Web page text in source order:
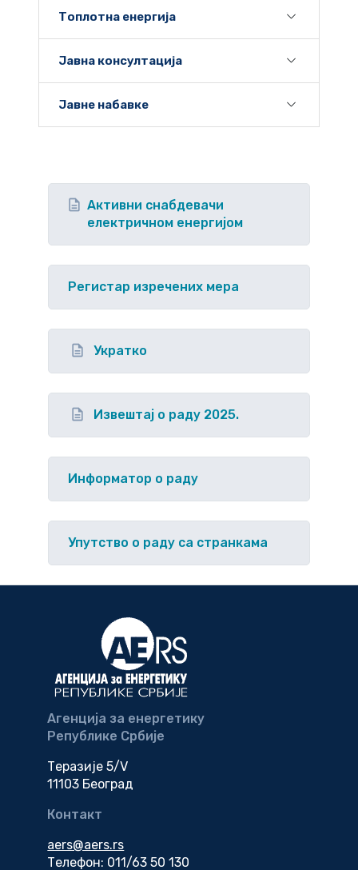
Топлотна енергија
Јавна консултација
Јавне набавке
Активни снабдевачи
електричном енергијом
Регистар изречених мера
Укратко
Извештај о раду 2025.
Информатор о раду
Упутство o раду са странкама
Агенција за енергетику
Републике Србије
Теразије 5/V
11103 Београд
Контакт
aers@aers.rs
Телефон: 011/63 50 130